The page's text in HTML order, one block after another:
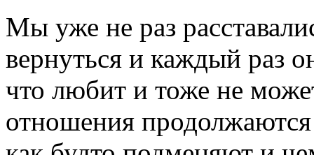
Мы уже не раз
вернуться и каждый раз
что любит и тоже не
отношения